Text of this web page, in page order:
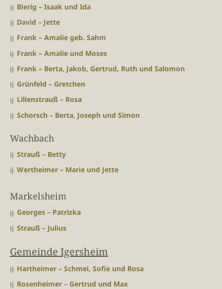
Bierig – Isaak und Ida
David – Jette
Frank – Amalie geb. Sahm
Frank – Amalie und Moses
Frank – Berta, Jakob, Gertrud, Ruth und Salomon
Grünfeld – Gretchen
Lilienstrauß – Rosa
Schorsch – Berta, Joseph und Simon
Wachbach
Strauß – Betty
Wertheimer – Marie und Jette
Markelsheim
Georges – Patrizka
Strauß – Julius
Gemeinde Igersheim
Hartheimer – Schmei, Sofie und Rosa
Rosenheimer – Gertrud und Max